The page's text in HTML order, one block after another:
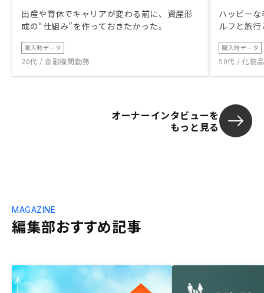
出産や育休でキャリアが変わる前に、資産形
成の“仕組み”を作っておきたかった。
購入時データ
20代 / 金融機関勤務
ハッピー
ルフと旅
購入時データ
50代 / 化粧
オーナーインタビューを
もっと見る
編集部おすすめ記事
MAGAZINE